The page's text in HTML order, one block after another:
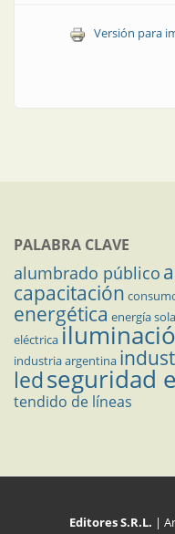
Versión para
PALABRA CLAVE
alumbrado público
capacitación
energética energía
eléctrica
industria argentina
ledseguridad
tendido de líneas
Editores S.R.L. |